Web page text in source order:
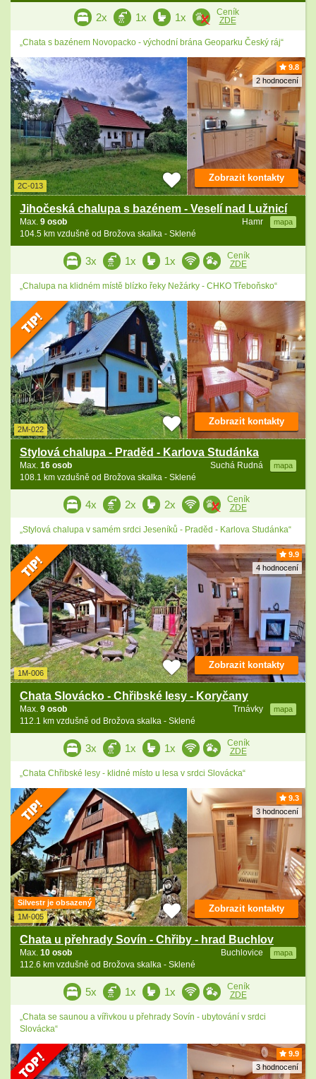
2x 1x 1x
Ceník
ZDE
„Chata s bazénem Novopacko - východní brána Geoparku Český ráj“
9.8
2 hodnocení
2C-013
Jihočeská chalupa s bazénem - Veselí nad Lužnicí
Hamr mapa
Max. 9 osob
104.5 km vzdušně od Brožova skalka - Sklené
Zobrazit kontakty
3x 1x 1x
Ceník
ZDE
„Chalupa na klidném místě blízko řeky Nežárky - CHKO Třeboňsko“
2M-022
Stylová chalupa - Praděd - Karlova Studánka
Suchá Rudná mapa
Max. 16 osob
108.1 km vzdušně od Brožova skalka - Sklené
Zobrazit kontakty
4x 2x 2x
Ceník
ZDE
„Stylová chalupa v samém srdci Jeseníků - Praděd - Karlova Studánka“
9.9
4 hodnocení
1M-006
Chata Slovácko - Chřibské lesy - Koryčany
Trnávky mapa
Max. 9 osob
112.1 km vzdušně od Brožova skalka - Sklené
Zobrazit kontakty
3x 1x 1x
Ceník
ZDE
„Chata Chřibské lesy - klidné místo u lesa v srdci Slovácka“
9.3
3 hodnocení
Silvestr je obsazený
1M-005
Chata u přehrady Sovín - Chřiby - hrad Buchlov
Buchlovice mapa
Max. 10 osob
112.6 km vzdušně od Brožova skalka - Sklené
Zobrazit kontakty
5x 1x 1x
Ceník
ZDE
„Chata se saunou a vířivkou u přehrady Sovín - ubytování v srdci
Slovácka“
9.9
3 hodnocení